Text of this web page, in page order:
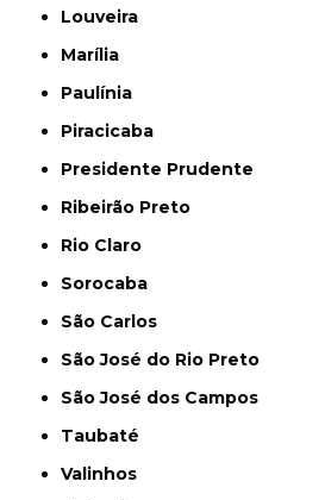
Louveira
Marília
Paulínia
Piracicaba
Presidente Prudente
Ribeirão Preto
Rio Claro
Sorocaba
São Carlos
São José do Rio Preto
São José dos Campos
Taubaté
Valinhos